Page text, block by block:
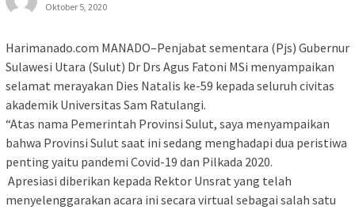
Oktober 5, 2020
Harimanado.com MANADO–Penjabat sementara (Pjs) Gubernur
Sulawesi Utara (Sulut) Dr Drs Agus Fatoni MSi menyampaikan
selamat merayakan Dies Natalis ke-59 kepada seluruh civitas
akademik Universitas Sam Ratulangi.
“Atas nama Pemerintah Provinsi Sulut, saya menyampaikan
bahwa Provinsi Sulut saat ini sedang menghadapi dua peristiwa
penting yaitu pandemi Covid-19 dan Pilkada 2020.
Apresiasi diberikan kepada Rektor Unsrat yang telah
menyelenggarakan acara ini secara virtual sebagai salah satu